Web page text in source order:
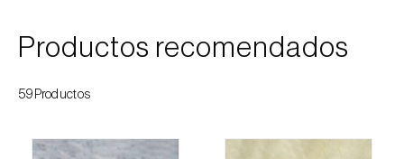
Encina ( Quercus ilex e Quercus rotundifolia
Productos recomendados
59Productos